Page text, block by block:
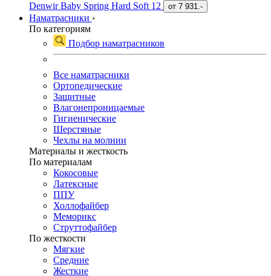
Denwir Baby Spring Hard Soft 12 от 7 931.-
Наматрасники ›
По категориям
Подбор наматрасников
Все наматрасники
Ортопедические
Защитные
Влагонепроницаемые
Гигиенические
Шерстяные
Чехлы на молнии
Материалы и жесткость
По материалам
Кокосовые
Латексные
ППУ
Холлофайбер
Меморикс
Струттофайбер
По жесткости
Мягкие
Средние
Жесткие